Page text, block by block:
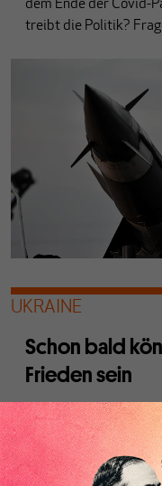
dem Ende der Covid-
treibt die Politik?
UKRAINE
Schon bald
Frieden sein
VonMichael von der
Wer die Ukraine
zwischen dem